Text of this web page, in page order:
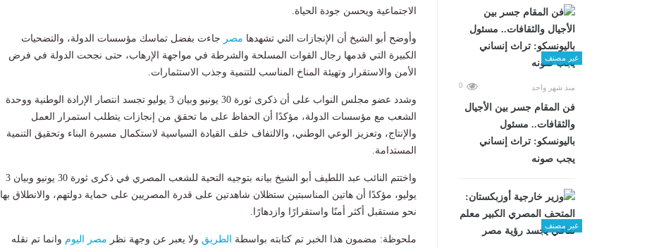
غير مصنف
منذ شهر واحد 0
فن المقام جسر بين الأجيال
والثقافات.. مسئول
باليونسكو: تراث إنساني
يجب صونه
غير مصنف
الاجتماعية ويحسن جودة الحياة.
وأوضح أبو الشيخ أن الإنجازات التي تشهدها مصر جاءت بفضل تماسك مؤسسات الدولة، والتضحيات
الكبيرة التي قدمها رجال القوات المسلحة والشرطة في مواجهة الإرهاب، حتى نجحت الدولة في فرض
الأمن والاستقرار وتهيئة المناخ المناسب للتنمية وجذب الاستثمارات.
وشدد عضو مجلس النواب على أن ذكرى ثورة 30 يونيو وبيان 3 يوليو تجسد انتصار الإرادة الوطنية ووحدة
الشعب مع مؤسسات الدولة، مؤكدًا أن الحفاظ على ما تحقق من إنجازات يتطلب استمرار العمل
والإنتاج، وتعزيز الوعي الوطني، والالتفاف خلف القيادة السياسية لاستكمال مسيرة البناء وتحقيق التنمية
المستدامة.
واختتم النائب عبد اللطيف أبو الشيخ بيانه بتوجيه التحية للشعب المصري في ذكرى ثورة 30 يونيو وبيان 3
يوليو، مؤكدًا أن هاتين المناسبتين ستظلان شاهدتين على قدرة المصريين على حماية دولتهم، والانطلاق بها
نحو مستقبل أكثر أمنًا واستقرارًا وازدهارًا.
ملحوظة: مضمون هذا الخبر تم كتابته بواسطة الطريق ولا يعبر عن وجهة نظر مصر اليوم وانما تم نقله